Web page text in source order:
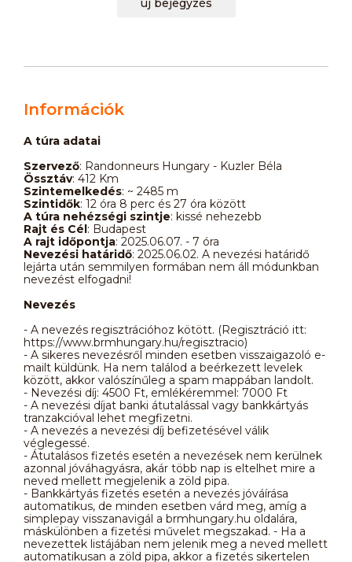
Információk
A túra adatai
Szervező: Randonneurs Hungary - Kuzler Béla
Össztáv: 412 Km
Szintemelkedés: ~ 2485 m
Szintidők: 12 óra 8 perc és 27 óra között
A túra nehézségi szintje: kissé nehezebb
Rajt és Cél: Budapest
A rajt időpontja: 2025.06.07. - 7 óra
Nevezési határidő: 2025.06.02. A nevezési határidő
lejárta után semmilyen formában nem áll módunkban
nevezést elfogadni!
Nevezés
- A nevezés regisztrációhoz kötött. (Regisztráció itt:
https://www.brmhungary.hu/regisztracio)
- A sikeres nevezésről minden esetben visszaigazoló e-
mailt küldünk. Ha nem találod a beérkezett levelek
között, akkor valószínűleg a spam mappában landolt.
- Nevezési díj: 4500 Ft, emlékéremmel: 7000 Ft
- A nevezési díjat banki átutalással vagy bankkártyás
tranzakcióval lehet megfizetni.
- A nevezés a nevezési díj befizetésével válik
véglegessé.
- Átutalásos fizetés esetén a nevezések nem kerülnek
azonnal jóváhagyásra, akár több nap is eltelhet mire a
neved mellett megjelenik a zöld pipa.
- Bankkártyás fizetés esetén a nevezés jóváírása
automatikus, de minden esetben várd meg, amíg a
simplepay visszanavigál a brmhungary.hu oldalára,
máskülönben a fizetési művelet megszakad. - Ha a
nevezettek listájában nem jelenik meg a neved mellett
automatikusan a zöld pipa, akkor a fizetés sikertelen